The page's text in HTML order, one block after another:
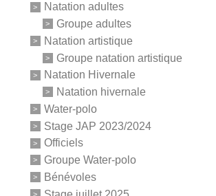
Natation adultes
Groupe adultes
Natation artistique
Groupe natation artistique
Natation Hivernale
Natation hivernale
Water-polo
Stage JAP 2023/2024
Officiels
Groupe Water-polo
Bénévoles